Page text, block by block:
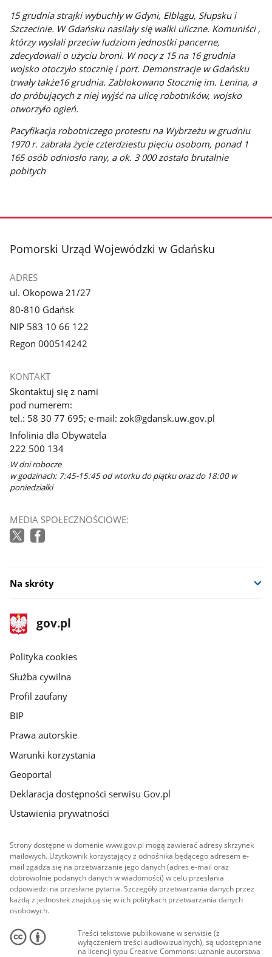
15 grudnia strajki wybuchły w Gdyni, Elblągu, Słupsku i
Szczecinie. W Gdańsku nasilały się walki uliczne. Komuniści ,
którzy wysłali przeciw ludziom jednostki pancerne,
zdecydowali o użyciu broni. W nocy z 15 na 16 grudnia
wojsko otoczyło stocznię i port. Demonstracje w Gdańsku
trwały także16 grudnia. Zablokowano Stocznię im. Lenina, a
do próbujących z niej wyjść na ulicę robotników, wojsko
otworzyło ogień.
Pacyfikacja robotniczego protestu na Wybrzeżu w grudniu
1970 r. zabrała życie czterdziestu pięciu osobom, ponad 1
165 osób odniosło rany, a ok. 3 000 zostało brutalnie
pobitych
stopka
Pomorski Urząd Wojewódzki w Gdańsku
ADRES
ul. Okopowa 21/27
80-810 Gdańsk
NIP 583 10 66 122
Regon 000514242
KONTAKT
Skontaktuj się z nami
pod numerem:
tel.: 58 30 77 695; e-mail: zok@gdansk.uw.gov.pl
Infolinia dla Obywatela
222 500 134
W dni robocze
w godzinach: 7:45-15:45 od wtorku do piątku oraz do 18:00 w
poniedziałki
MEDIA SPOŁECZNOŚCIOWE:
Na skróty
stopka
gov.pl
Strona
gov.pl
gov.pl
Polityka cookies
Służba cywilna
Profil zaufany
BIP
Prawa autorskie
Warunki korzystania
Geoportal
Deklaracja dostępności serwisu Gov.pl
Ustawienia prywatności
Strony dostępne w domenie www.gov.pl mogą zawierać adresy skrzynek
mailowych. Użytkownik korzystający z odnośnika będącego adresem e-
mail zgadza się na przetwarzanie jego danych (adres e-mail oraz
dobrowolnie podanych danych w wiadomości) w celu przesłania
odpowiedzi na przesłane pytania. Szczegóły przetwarzania danych przez
każdą z jednostek znajdują się w ich politykach przetwarzania danych
osobowych.
Treści tekstowe publikowane w serwisie (z
wyłączeniem treści audiowizualnych), są udostępniane
na licencji typu Creative Commons: uznanie autorstwa